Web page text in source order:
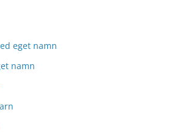
eget namn
namn